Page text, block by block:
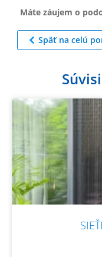
Máte záujem o
Späť na celú